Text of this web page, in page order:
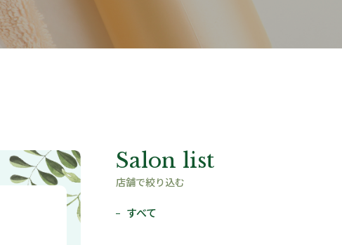
Salon list
店舗で絞り込む
すべて